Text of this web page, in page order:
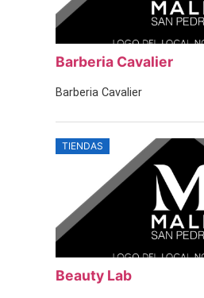
Barberia Cavalier
Barberia Cavalier
TIENDAS
Beauty Lab